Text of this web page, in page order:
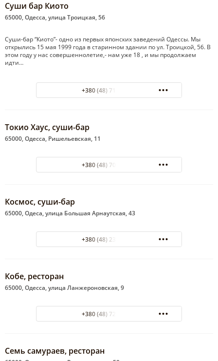
Суши бар Киото
65000, Одесса, улица Троицкая, 56
Суши-бар “Киото”- одно из первых японских заведений Одессы. Мы
открылись 15 мая 1999 года в старинном здании по ул. Троицкой, 56. В
этом году у нас совершеннолетие,- нам уже 18 , и мы продолжаем
идти…
+380 (48) 716-55-99
Токио Хаус, суши-бар
65000, Одесса, Ришельевская, 11
+380 (48) 700-75-75
Космос, суши-бар
65000, Одеса, улица Большая Арнаутская, 43
+380 (48) 234-38-46
Кобе, ресторан
65000, Одесса, улица Ланжероновская, 9
+380 (48) 726-98-06
Семь самураев, ресторан